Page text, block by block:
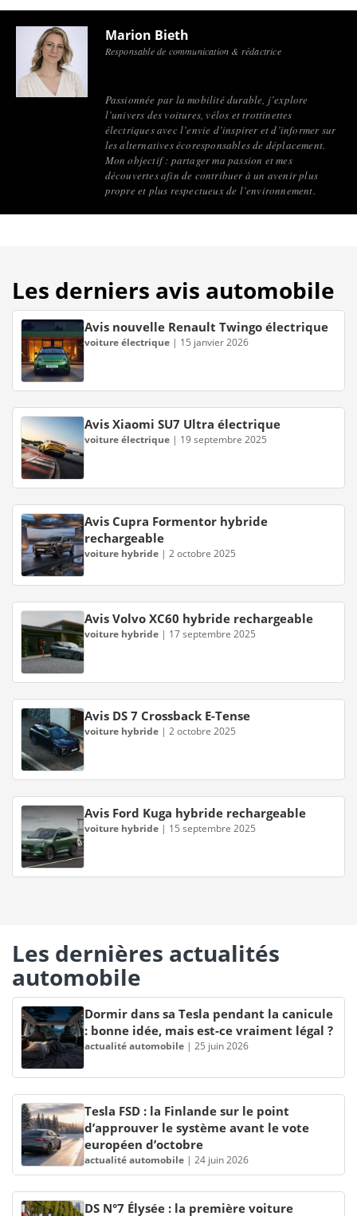
Marion Bieth
Responsable de communication & rédactrice
Passionnée par la mobilité durable, j’explore
l’univers des voitures, vélos et trottinettes
électriques avec l’envie d’inspirer et d’informer sur
les alternatives écoresponsables de déplacement.
Mon objectif : partager ma passion et mes
découvertes afin de contribuer à un avenir plus
propre et plus respectueux de l’environnement.
Les derniers avis automobile
Avis nouvelle Renault Twingo électrique
voiture électrique | 15 janvier 2026
Avis Xiaomi SU7 Ultra électrique
voiture électrique | 19 septembre 2025
Avis Cupra Formentor hybride
rechargeable
voiture hybride | 2 octobre 2025
Avis Volvo XC60 hybride rechargeable
voiture hybride | 17 septembre 2025
Avis DS 7 Crossback E-Tense
voiture hybride | 2 octobre 2025
Avis Ford Kuga hybride rechargeable
voiture hybride | 15 septembre 2025
Les dernières actualités
automobile
Dormir dans sa Tesla pendant la canicule
: bonne idée, mais est-ce vraiment légal ?
actualité automobile | 25 juin 2026
Tesla FSD : la Finlande sur le point
d’approuver le système avant le vote
européen d’octobre
actualité automobile | 24 juin 2026
DS N°7 Élysée : la première voiture